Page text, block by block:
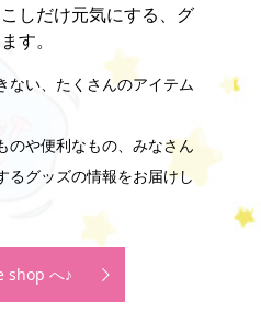
しだけ元気にする、グ
す。
ない、たくさんのアイテム
のや便利なもの、みなさん
るグッズの情報をお届けし
shop へ♪